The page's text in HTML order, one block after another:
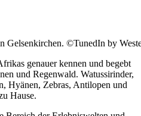
Gelsenkirchen. ©TunedIn by
genauer kennen und begebt
und Regenwald. Watussirinder,
Hyänen, Zebras, Antilopen und
Hause.